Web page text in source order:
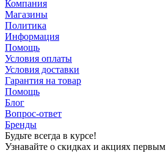
Компания
Магазины
Политика
Информация
Помощь
Условия оплаты
Условия доставки
Гарантия на товар
Помощь
Блог
Вопрос-ответ
Бренды
Будьте всегда в курсе!
Узнавайте о скидках и акциях первым